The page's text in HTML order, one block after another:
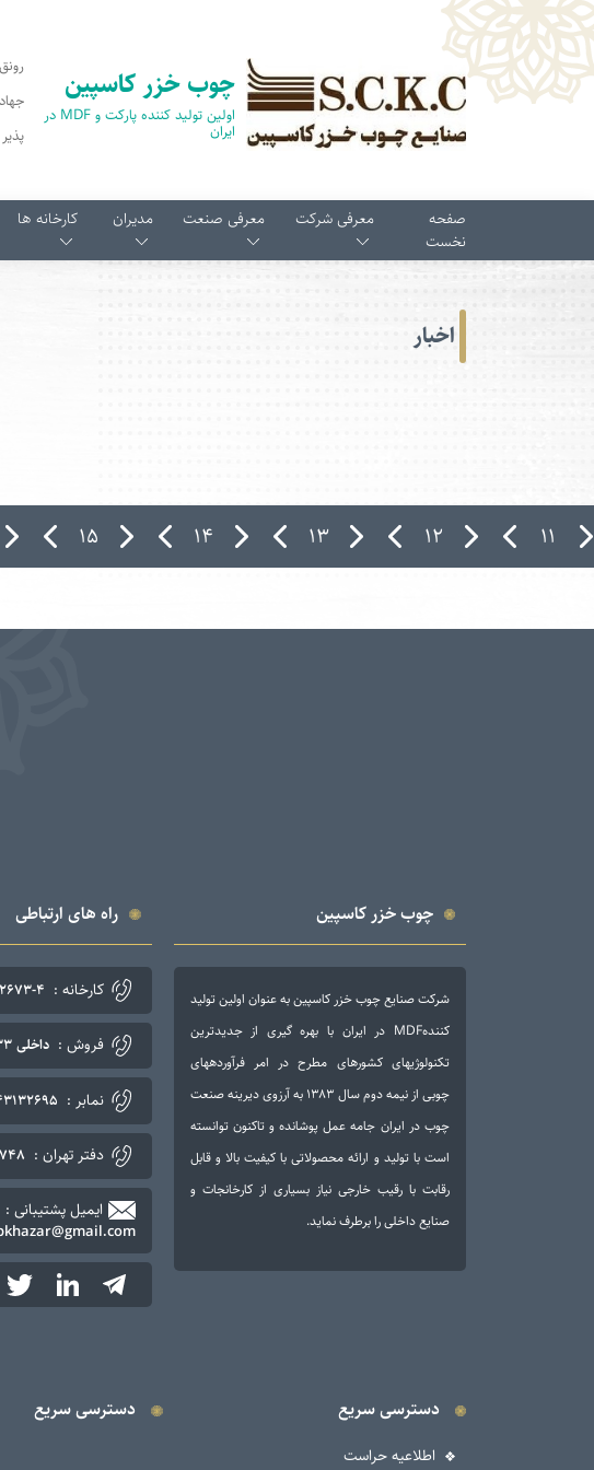
چوب خزر کاسپین
اولین تولید کننده پارکت و MDF در
ایران
صفحه
نخست
معرفی شرکت معرفی صنعت مدیران کارخانه ها
اخبار
۱۱ ۱۲ ۱۳ ۱۴ ۱۵
چوب خزر کاسپین
شرکت صنایع چوب خزر کاسپین به عنوان اولین تولید
کنندهMDF در ایران با بهره گیری از جدیدترین
تکنولوژی­های کشورهای مطرح در امر فرآورده­های
چوبی از نیمه دوم سال ۱۳۸۳ به آرزوی دیرینه صنعت
چوب در ایران جامه عمل پوشانده و تاکنون توانسته
است با تولید و ارائه محصولاتی با کیفیت بالا و قابل
رقابت با رقیب خارجی نیاز بسیاری از کارخانجات و
صنایع داخلی را برطرف نماید.
راه های ارتباطی
کارخانه :
فروش : داخلی ۱۱۳۳_۰۱۱۴۳۱۳۲۶۹۶
نمابر :
دفتر تهران :
ایمیل پشتیبانی :
دسترسی سریع
اطلاعیه حراست
دسترسی سریع